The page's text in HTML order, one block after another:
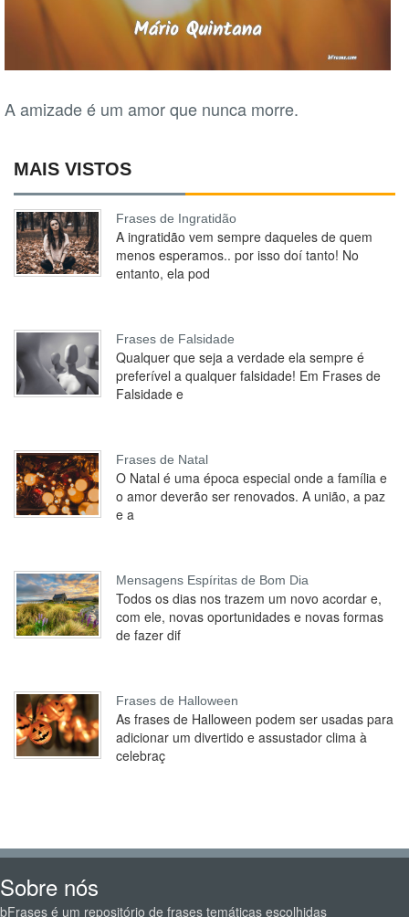
A amizade é um amor que nunca morre.
MAIS VISTOS
Frases de Ingratidão
A ingratidão vem sempre daqueles de quem
menos esperamos.. por isso doí tanto! No
entanto, ela pod
Frases de Falsidade
Qualquer que seja a verdade ela sempre é
preferível a qualquer falsidade! Em Frases de
Falsidade e
Frases de Natal
O Natal é uma época especial onde a família e
o amor deverão ser renovados. A união, a paz
e a
Mensagens Espíritas de Bom Dia
Todos os dias nos trazem um novo acordar e,
com ele, novas oportunidades e novas formas
de fazer dif
Frases de Halloween
As frases de Halloween podem ser usadas para
adicionar um divertido e assustador clima à
celebraç
Sobre nós
bFrases é um repositório de frases temáticas escolhidas